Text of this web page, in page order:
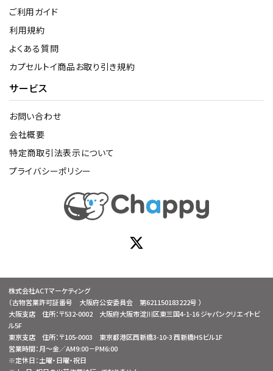
ご利用ガイド
利用規約
よくある質問
カプセルトイ商品お取り引き規約
サービス
お問い合わせ
会社概要
特定商取引法表示について
プライバシーポリシー
株式会社ACTマーケティング
（古物営業許可証番号 大阪府公安委員会 第621150183222号 ）
大阪支店 住所：〒532-0002 大阪府大阪市淀川区東三国4-1-16 ジャパンクリエイトビ
ル5F
東京支店 住所：〒105-0003 東京都港区西新橋3-10-3 西新橋HSビル1F
営業時間：月～金／AM9:00－PM6:00
※定休日：土曜・日曜・祝日